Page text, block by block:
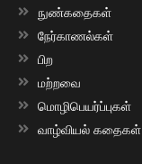
நுண்கதைகள்
நேர்காணல்கள்
பிற
மற்றவை
மொழிபெயர்ப்புகள்
வாழ்வியல் கதைகள்